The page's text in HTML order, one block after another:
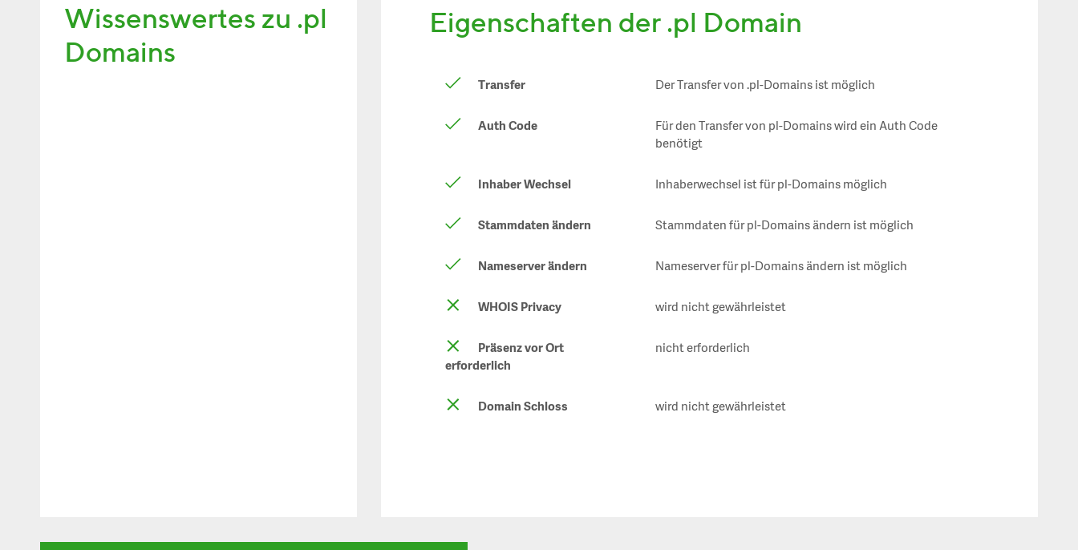
Wissenswertes zu .pl
Domains
Eigenschaften der .pl Domain
Transfer Der Transfer von .pl-Domains ist möglich
Auth Code
Für den Transfer von pl-Domains wird ein Auth Code
benötigt
Inhaber Wechsel Inhaberwechsel ist für pl-Domains möglich
Stammdaten ändern Stammdaten für pl-Domains ändern ist möglich
Nameserver ändern Nameserver für pl-Domains ändern ist möglich
WHOIS Privacy wird nicht gewährleistet
Präsenz vor Ort
erforderlich
nicht erforderlich
Domain Schloss wird nicht gewährleistet